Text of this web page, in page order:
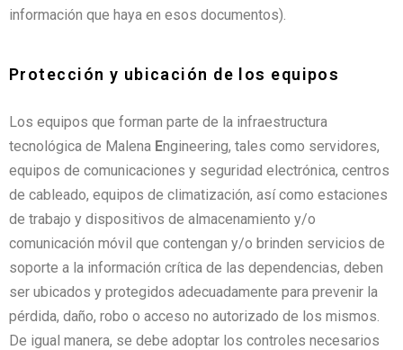
información que haya en esos documentos).
Protección y ubicación de los equipos
Los equipos que forman parte de la infraestructura
tecnológica de Malena Engineering, tales como servidores,
equipos de comunicaciones y seguridad electrónica, centros
de cableado, equipos de climatización, así como estaciones
de trabajo y dispositivos de almacenamiento y/o
comunicación móvil que contengan y/o brinden servicios de
soporte a la información crítica de las dependencias, deben
ser ubicados y protegidos adecuadamente para prevenir la
pérdida, daño, robo o acceso no autorizado de los mismos.
De igual manera, se debe adoptar los controles necesarios